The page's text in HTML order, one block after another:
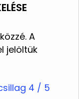
A
jelöltük
4 / 5